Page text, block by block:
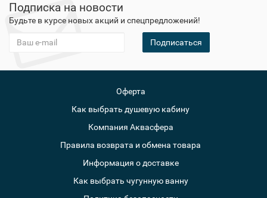
Подписка на новости
Будьте в курсе новых акций и спецпредложений!
Подписаться
Оферта
Как выбрать душевую кабину
Компания Аквасфера
Правила возврата и обмена товара
Информация о доставке
Как выбрать чугунную ванну